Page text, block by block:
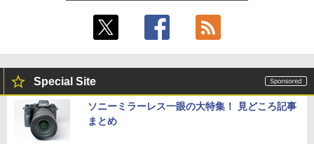
Special Site
ソニーミラーレス一眼の大特集！ 見どころ記事
まとめ